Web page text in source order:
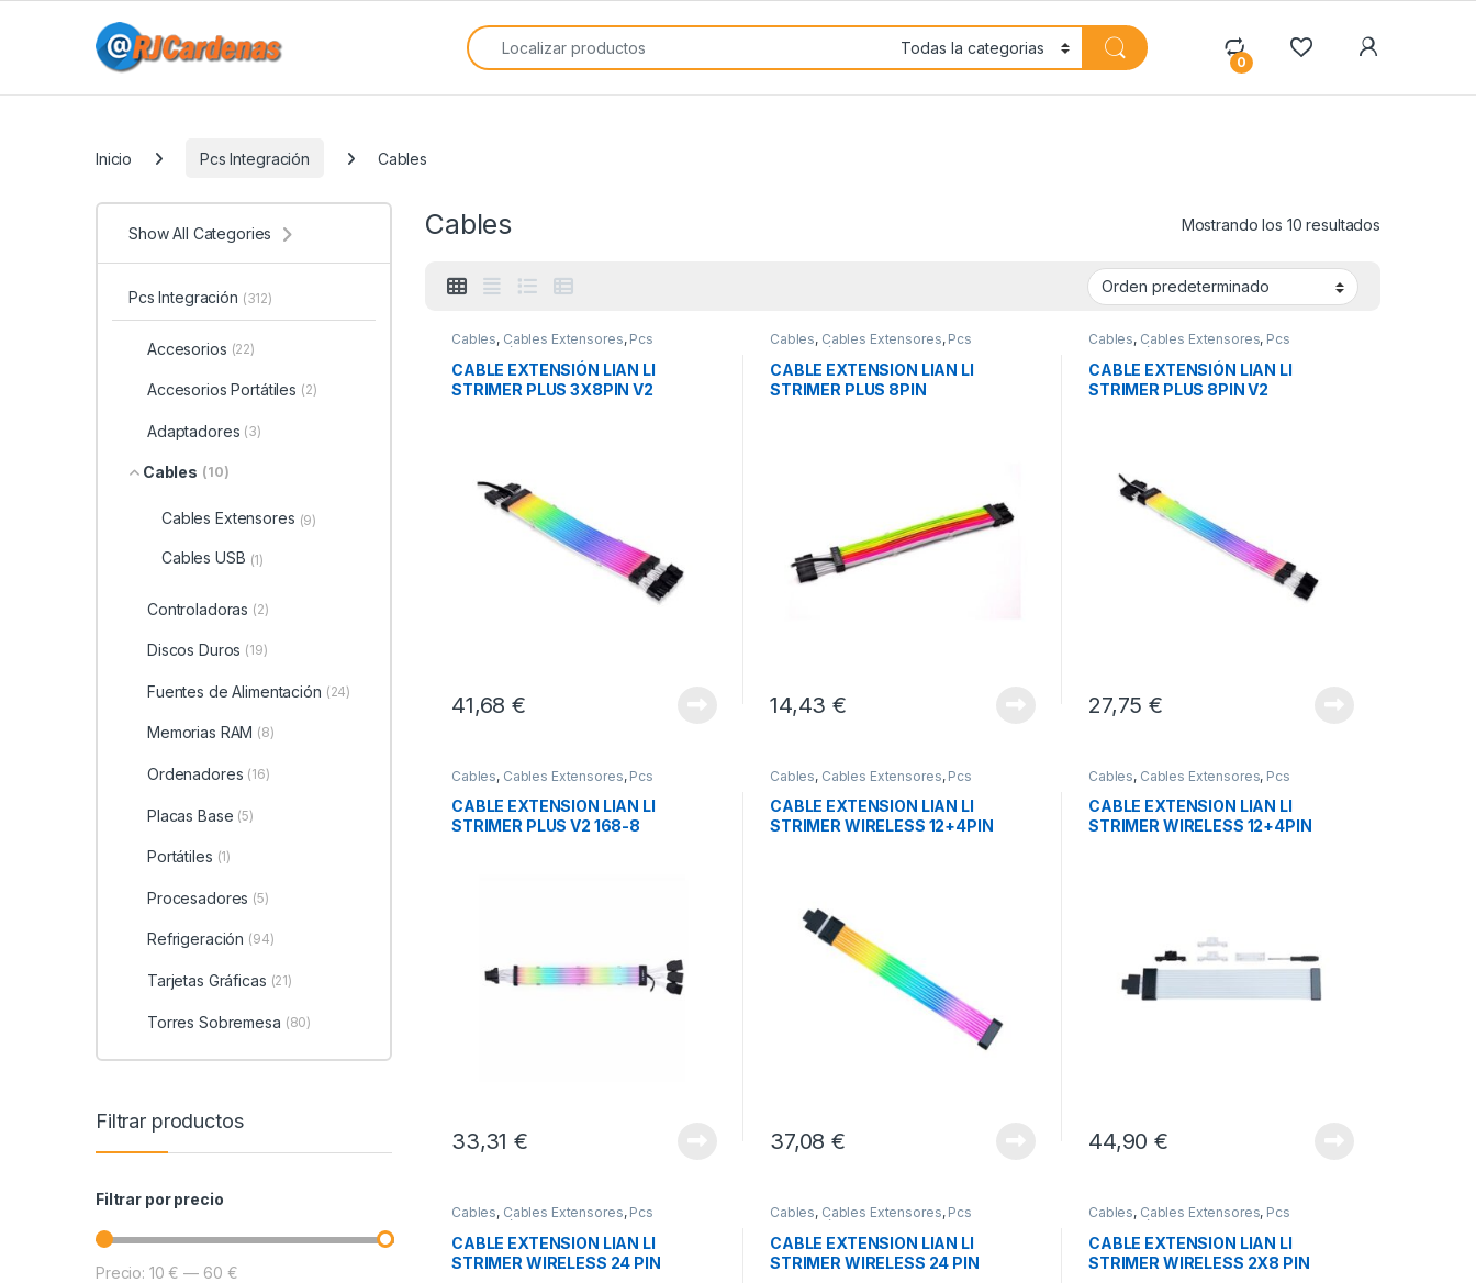
Search for:
0
Inicio Pcs Integración Cables
Cables Mostrando los 10 resultados
Cables, Cables Extensores, Pcs
Integración
CABLE EXTENSIÓN LIAN LI
STRIMER PLUS 3X8PIN V2
41,68€
Cables, Cables Extensores, Pcs
Integración
CABLE EXTENSION LIAN LI
STRIMER PLUS 8PIN
14,43€
Cables, Cables Extensores, Pcs
Integración
CABLE EXTENSIÓN LIAN LI
STRIMER PLUS 8PIN V2
27,75€
Cables, Cables Extensores, Pcs
CABLE EXTENSION LIAN LI
STRIMER PLUS V2 168-8
33,31€
Cables, Cables Extensores, Pcs
CABLE EXTENSION LIAN LI
STRIMER WIRELESS 12+4PIN
37,08€
Cables, Cables Extensores, Pcs
CABLE EXTENSION LIAN LI
STRIMER WIRELESS 12+4PIN
44,90€
Cables, Cables Extensores, Pcs
Integración
CABLE EXTENSION LIAN LI
STRIMER WIRELESS 24 PIN
Cables, Cables Extensores, Pcs
Integración
CABLE EXTENSION LIAN LI
STRIMER WIRELESS 24 PIN
Cables, Cables Extensores, Pcs
Integración
CABLE EXTENSION LIAN LI
STRIMER WIRELESS 2X8 PIN
Show All Categories
Pcs Integración (312)
Accesorios (22)
Accesorios Portátiles (2)
Adaptadores (3)
Cables (10)
Cables Extensores (9)
Cables USB (1)
Controladoras (2)
Discos Duros (19)
Fuentes de Alimentación (24)
Memorias RAM (8)
Ordenadores (16)
Placas Base (5)
Portátiles (1)
Procesadores (5)
Refrigeración (94)
Tarjetas Gráficas (21)
Torres Sobremesa (80)
Filtrar productos
Filtrar por precio
Precio mínimo
Precio máximo
Precio: 10 € — 60 €